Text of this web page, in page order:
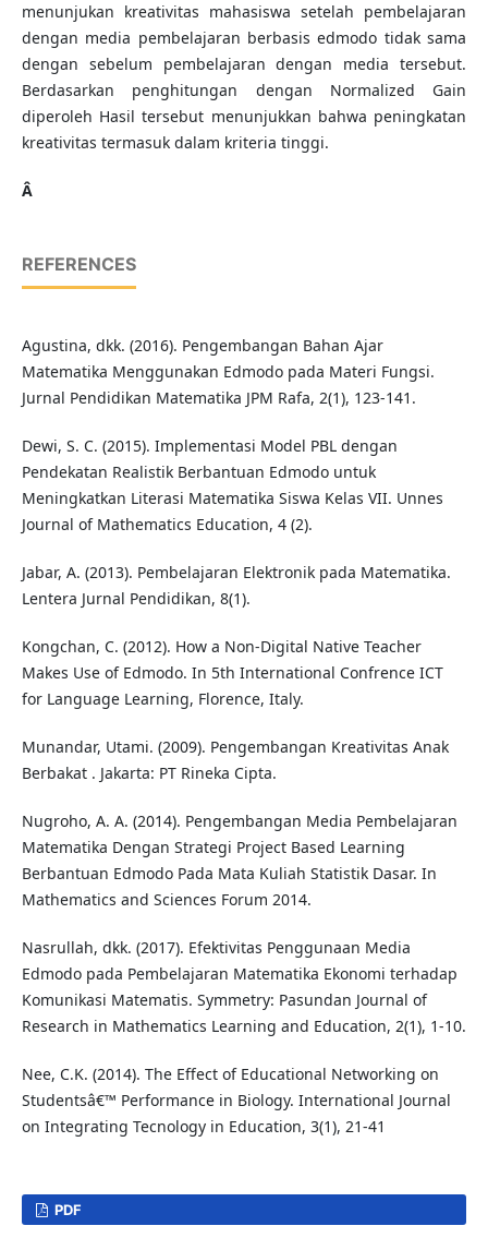
menunjukan kreativitas mahasiswa setelah pembelajaran
dengan media pembelajaran berbasis edmodo tidak sama
dengan sebelum pembelajaran dengan media tersebut.
Berdasarkan penghitungan dengan Normalized Gain
diperoleh Hasil tersebut menunjukkan bahwa peningkatan
kreativitas termasuk dalam kriteria tinggi.
Â
REFERENCES
Agustina, dkk. (2016). Pengembangan Bahan Ajar
Matematika Menggunakan Edmodo pada Materi Fungsi.
Jurnal Pendidikan Matematika JPM Rafa, 2(1), 123-141.
Dewi, S. C. (2015). Implementasi Model PBL dengan
Pendekatan Realistik Berbantuan Edmodo untuk
Meningkatkan Literasi Matematika Siswa Kelas VII. Unnes
Journal of Mathematics Education, 4 (2).
Jabar, A. (2013). Pembelajaran Elektronik pada Matematika.
Lentera Jurnal Pendidikan, 8(1).
Kongchan, C. (2012). How a Non-Digital Native Teacher
Makes Use of Edmodo. In 5th International Confrence ICT
for Language Learning, Florence, Italy.
Munandar, Utami. (2009). Pengembangan Kreativitas Anak
Berbakat . Jakarta: PT Rineka Cipta.
Nugroho, A. A. (2014). Pengembangan Media Pembelajaran
Matematika Dengan Strategi Project Based Learning
Berbantuan Edmodo Pada Mata Kuliah Statistik Dasar. In
Mathematics and Sciences Forum 2014.
Nasrullah, dkk. (2017). Efektivitas Penggunaan Media
Edmodo pada Pembelajaran Matematika Ekonomi terhadap
Komunikasi Matematis. Symmetry: Pasundan Journal of
Research in Mathematics Learning and Education, 2(1), 1-10.
Nee, C.K. (2014). The Effect of Educational Networking on
Studentsâ€™ Performance in Biology. International Journal
on Integrating Tecnology in Education, 3(1), 21-41
PDF